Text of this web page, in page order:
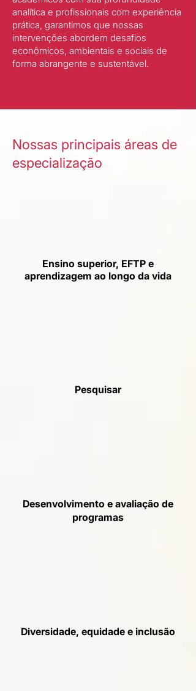
analítica e profissionais com experiência
prática, garantimos que nossas
intervenções abordem desafios
econômicos, ambientais e sociais de
forma abrangente e sustentável.
Nossas principais áreas de
especialização
Ensino superior, EFTP e
aprendizagem ao longo da vida
Pesquisar
Desenvolvimento e avaliação de
programas
Diversidade, equidade e inclusão